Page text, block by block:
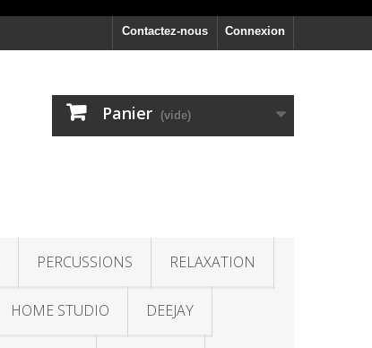
Connexion
Contactez-nous
Panier (vide)
PERCUSSIONS RELAXATION
HOME STUDIO DEEJAY